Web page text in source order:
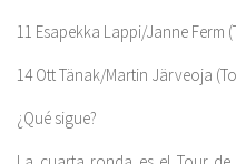
11 Esapekka Lappi/Janne Ferm
14 Ott Tänak/Martin Järveoja
¿Qué sigue?